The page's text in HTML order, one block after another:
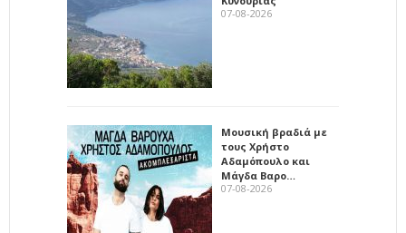
07-08-2026
Μουσική βραδιά με
τους Χρήστο
Αδαμόπουλο και
Μάγδα Βαρο…
07-08-2026